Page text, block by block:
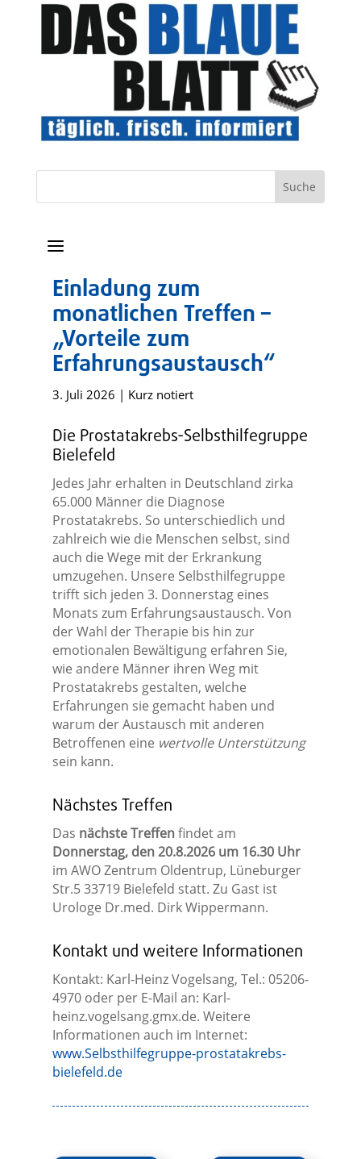
a
Einladung zum
monatlichen Treffen –
„Vorteile zum
Erfahrungsaustausch“
3. Juli 2026 | Kurz notiert
Die Prostatakrebs-Selbsthilfegruppe
Bielefeld
Jedes Jahr erhalten in Deutschland zirka
65.000 Männer die Diagnose
Prostatakrebs. So unterschiedlich und
zahlreich wie die Menschen selbst, sind
auch die Wege mit der Erkrankung
umzugehen. Unsere Selbsthilfegruppe
trifft sich jeden 3. Donnerstag eines
Monats zum Erfahrungsaustausch. Von
der Wahl der Therapie bis hin zur
emotionalen Bewältigung erfahren Sie,
wie andere Männer ihren Weg mit
Prostatakrebs gestalten, welche
Erfahrungen sie gemacht haben und
warum der Austausch mit anderen
Betroffenen eine wertvolle Unterstützung
sein kann.
Nächstes Treffen
Das nächste Treffenfindet am
Donnerstag, den 20.8.2026 um 16.30 Uhr
im AWO Zentrum Oldentrup, Lüneburger
Str.5 33719 Bielefeld statt. Zu Gast ist
Urologe Dr.med. Dirk Wippermann.
Kontakt und weitere Informationen
Kontakt: Karl-Heinz Vogelsang, Tel.: 05206-
4970 oder per E-Mail an: Karl-
heinz.vogelsang.gmx.de. Weitere
Informationen auch im Internet:
www.Selbsthilfegruppe-prostatakrebs-
bielefeld.de